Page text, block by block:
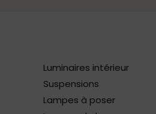
Luminaires intérieur
Suspensions
Lampes à poser